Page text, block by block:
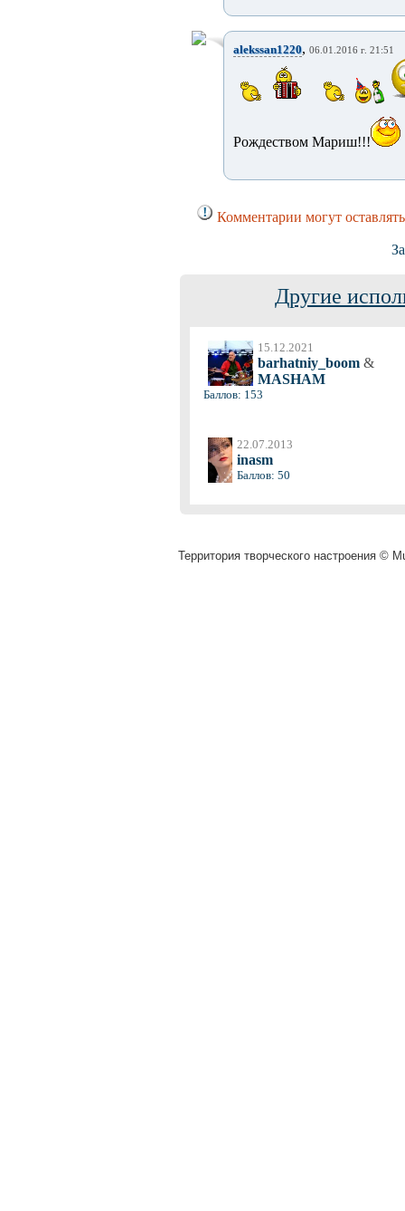
alekssan1220, 06.01.2016 г. 21:51
Рождеством Мариш!!!
Комментарии могут
Другие
15.12.2021
barhatniy_boom &
MASHAM
Баллов: 153
22.07.2013
inasm
Баллов: 50
Территория творческого настроения ©